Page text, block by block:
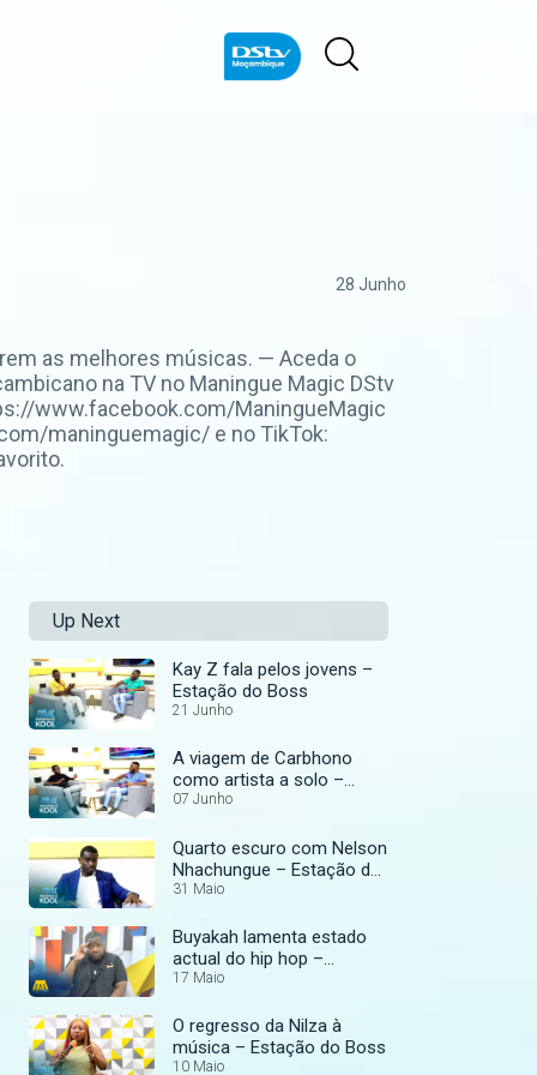
28 Junho
as melhores músicas. — Aceda o
na TV no Maningue Magic DStv
www.facebook.com/ManingueMagic
maninguemagic/ e no TikTok:
Up Next
Kay Z fala pelos jovens –
Estação do Boss
21 Junho
A viagem de Carbhono
como artista a solo –
Estação do Boss
07 Junho
Quarto escuro com Nelson
Nhachungue – Estação do
Boss
31 Maio
Buyakah lamenta estado
actual do hip hop –
Estação do Boss
17 Maio
O regresso da Nilza à
música – Estação do Boss
10 Maio